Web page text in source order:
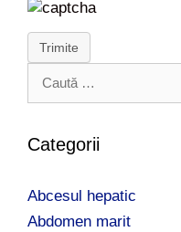
Trimite
t
u
p
Categorii
Abcesul hepatic
Abdomen marit